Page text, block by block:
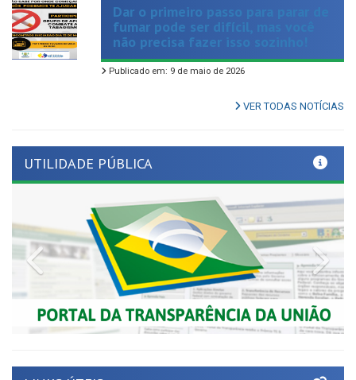
não precisa fazer isso sozinho!
Publicado em: 9 de maio de 2026
VER TODAS NOTÍCIAS
Previous